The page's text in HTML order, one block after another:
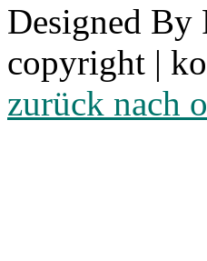
Designed By
copyright |
zurück nach